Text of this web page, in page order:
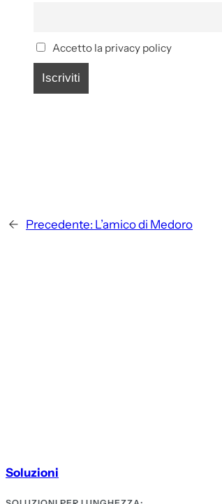
Accetto la privacy policy
← Precedente: L’amico di Medoro
Soluzioni